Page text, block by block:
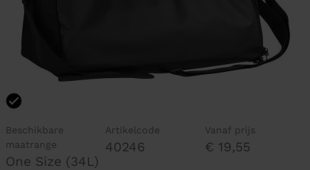
Beschikbare
maatrange
One Size (34L)
Artikelcode
40246
Vanaf prijs
€ 19,55